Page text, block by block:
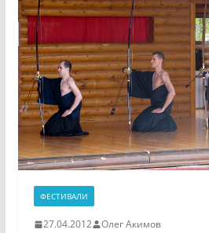
ФЕСТИВАЛИ
27.04.2012 Олег Акимов